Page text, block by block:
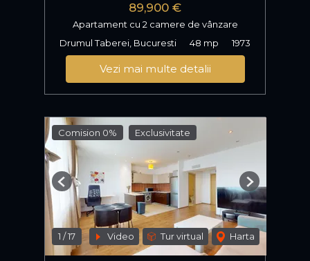
89,900 €
Apartament cu 2 camere de vânzare
Drumul Taberei, Bucuresti
48 mp 1973
Vezi mai multe detalii
Comision 0% Exclusivitate
1 /17 Video Tur virtual Harta
Previous Next